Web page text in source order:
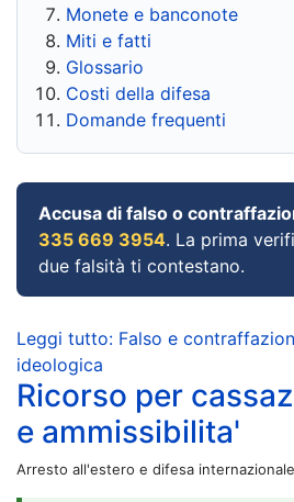
Monete e banconote
Miti e fatti
Glossario
Costi della difesa
Domande frequenti
Accusa di falso o
335 669 3954. La prima
due falsità ti contestano.
Leggi tutto: Falso e
ideologica
Ricorso per
e ammissibilita'
Arresto all'estero e difesa internazionale